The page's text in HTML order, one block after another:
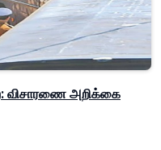
விசாரணை அறிக்கை